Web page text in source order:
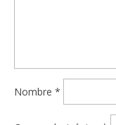
Nombre *